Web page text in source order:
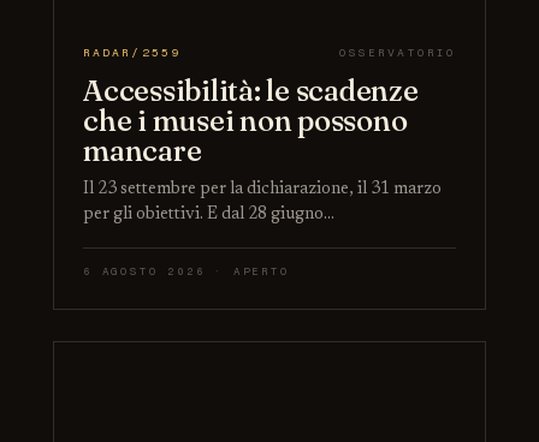
RADAR/2559 OSSERVATORIO
Accessibilità: le scadenze
che i musei non possono
mancare
Il 23 settembre per la dichiarazione, il 31 marzo
per gli obiettivi. E dal 28 giugno…
6 AGOSTO 2026 · APERTO